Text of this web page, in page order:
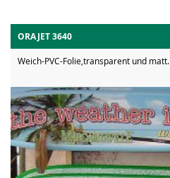
ORAJET 3640
Weich-PVC-Folie,transparent und matt.